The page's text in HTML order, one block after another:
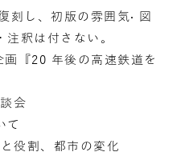
刻し、初版の雰囲気· 図
釈は付さない。
『20 年後の高速鉄道を
会
て
役割、都市の変化